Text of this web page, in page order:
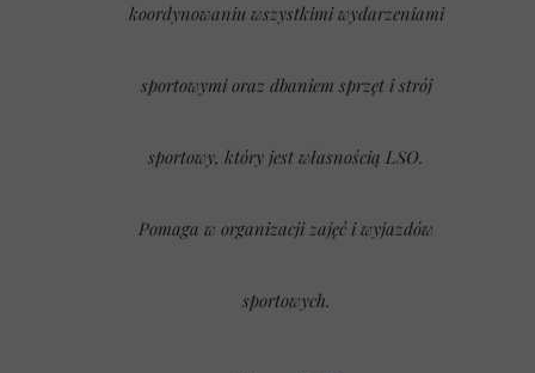
koordynowaniu wszystkimi wydarzeniami
sportowymi oraz dbaniem sprzęt i strój
sportowy, który jest własnością LSO.
Pomaga w organizacji zajęć i wyjazdów
sportowych.